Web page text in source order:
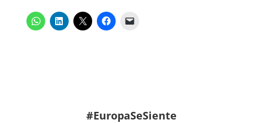
#EuropaSeSiente